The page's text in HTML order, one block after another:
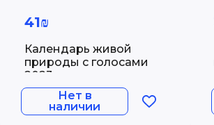
Календарь живой
природы с голосами
2023 год
41₪
Нет в
наличии